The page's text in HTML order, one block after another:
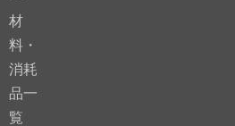
材
料・
消耗
品一
覧